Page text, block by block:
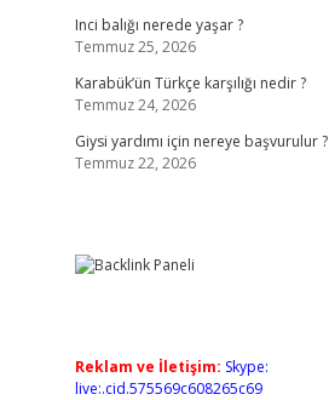
Inci balığı nerede yaşar ?
Temmuz 25, 2026
Karabük’ün Türkçe karşılığı nedir ?
Temmuz 24, 2026
Giysi yardımı için nereye başvurulur ?
Temmuz 22, 2026
Reklam ve İletişim: Skype:
live:.cid.575569c608265c69